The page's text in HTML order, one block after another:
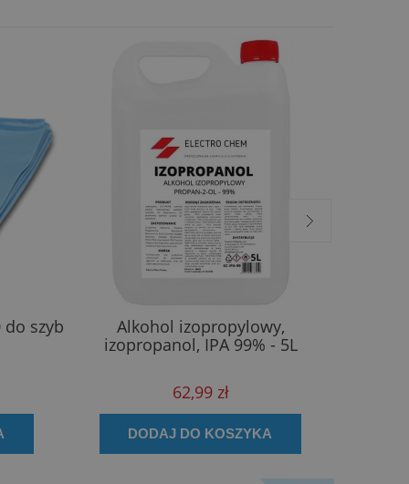
szyb
Alkohol izopropylowy,
izopropanol, IPA 99% - 5L
62,99 zł
DODAJ DO KOSZYKA